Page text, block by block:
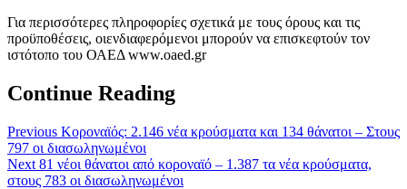
Για περισσότερες πληροφορίες σχετικά με τους όρους και τις
προϋποθέσεις, οιενδιαφερόμενοι μπορούν να επισκεφτούν τον
ιστότοπο του ΟΑΕΔ www.oaed.gr
Continue Reading
Previous Κοροναϊός: 2.146 νέα κρούσματα και 134 θάνατοι – Στους
797 οι διασωληνωμένοι
Next 81 νέοι θάνατοι από κοροναϊό – 1.387 τα νέα κρούσματα,
στους 783 οι διασωληνωμένοι